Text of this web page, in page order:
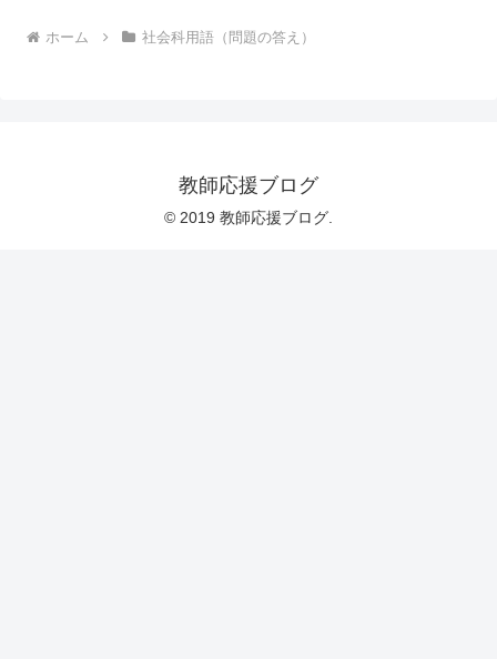
ホーム 社会科用語（問題の答え）
教師応援ブログ
© 2019 教師応援ブログ.